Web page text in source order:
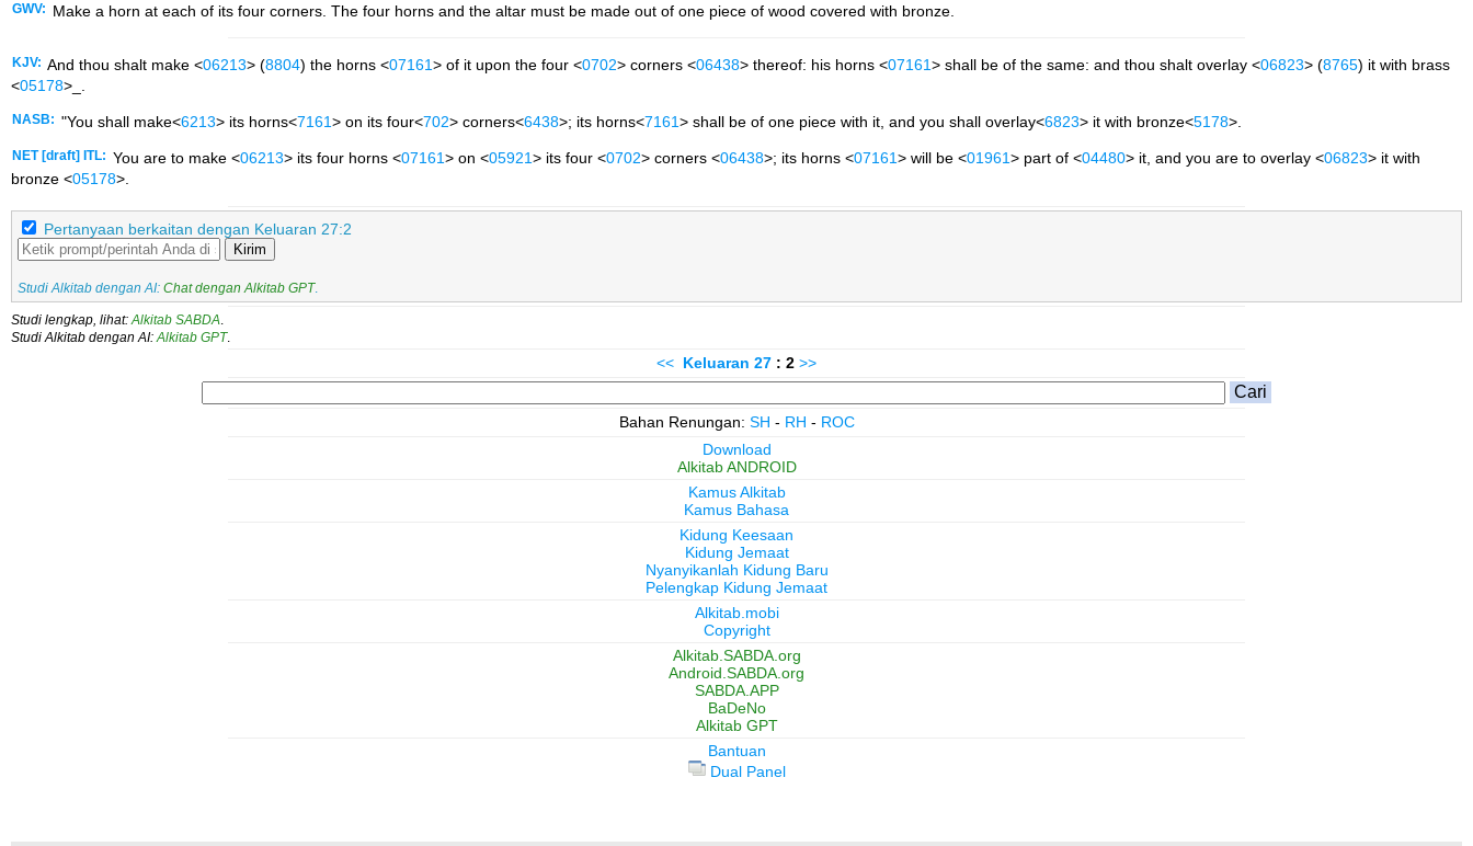
GWV: Make a horn at each of its four corners. The four horns and the altar must be made out of one piece of wood covered with bronze.
KJV: And thou shalt make <06213> (8804) the horns <07161> of it upon the four <0702> corners <06438> thereof: his horns <07161> shall be of the same: and thou shalt overlay <06823> (8765) it with brass
<05178>_.
NASB: "You shall make<6213> its horns<7161> on its four<702> corners<6438>; its horns<7161> shall be of one piece with it, and you shall overlay<6823> it with bronze<5178>.
NET [draft] ITL: You are to make <06213> its four horns <07161> on <05921> its four <0702> corners <06438>; its horns <07161> will be <01961> part of <04480> it, and you are to overlay <06823> it with
bronze <05178>.
Pertanyaan berkaitan dengan Keluaran 27:2
Kirim
Studi Alkitab dengan AI: Chat dengan Alkitab GPT.
Studi lengkap, lihat: Alkitab SABDA
Studi Alkitab dengan AI: Alkitab GPT.
<< Keluaran 27 : 2 >>
Bahan Renungan: SH - RH - ROC
Download
Alkitab ANDROID
Kamus Alkitab
Kamus Bahasa
Kidung Keesaan
Kidung Jemaat
Nyanyikanlah Kidung Baru
Pelengkap Kidung Jemaat
Alkitab.mobi
Copyright
Alkitab.SABDA.org
Android.SABDA.org
SABDA.APP
BaDeNo
Alkitab GPT
Bantuan
Dual Panel